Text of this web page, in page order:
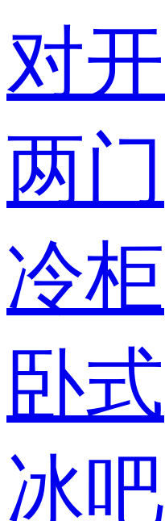
对
两门
冷柜
卧式
冰吧